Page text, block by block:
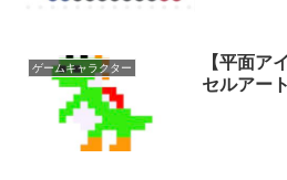
ゲームキャラクター
【平面ア
セルアー